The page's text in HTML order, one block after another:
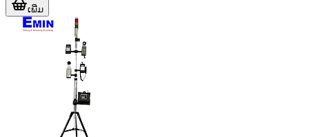
ເພີ່ມ